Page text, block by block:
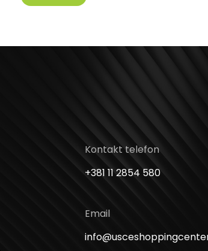
Kontakt telefon
+381 11 2854 580
Email